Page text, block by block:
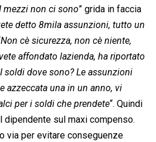
mezzi non ci sono” grida in faccia
detto 8mila assunzioni, tutto un
Non cè sicurezza, non cè niente,
affondato lazienda, ha riportato
soldi dove sono? Le assunzioni
azzeccata una in un anno, vi
per i soldi che prendete“. Quindi
dipendente sul maxi compenso.
via per evitare conseguenze